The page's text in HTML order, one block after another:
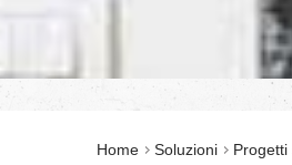
Home Soluzioni